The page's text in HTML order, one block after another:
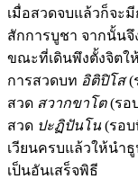
เมื่อสวดจบแล้วก็จะ
สักการบูชา จากนั้นจึ
ขณะที่เดินพึงตั้งจิตใ
การสวดบท อิติปิโส(
สวด สวากขาโต(รอ
สวด ปะฏิปันโน (รอบ
เวียนครบแล้วให้นำ
เป็นอันเสร็จพิธี